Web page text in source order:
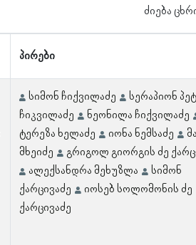
ძიება
პირები
სიმონ ჩიქვილაძე
სერაპიონ
ჩიკვილაძე
ნეონილა ჩიქვილაძე
ტერეზა ხელაძე
იონა ნემსაძე
მხეიძე
გრიგოლ გიორგის ძე
ალექსანდრა მეხუზლა
სიმონ
ქარცივაძე
იოსებ სოლომონის ძე
ქარცივაძე